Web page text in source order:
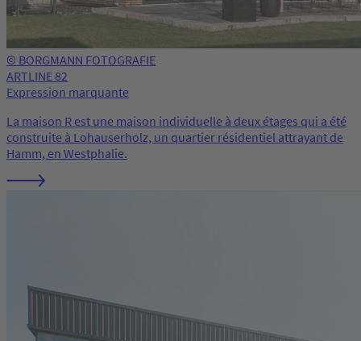
© BORGMANN FOTOGRAFIE
ARTLINE 82
Expression marquante
La maison R est une maison individuelle à deux étages qui a été
construite à Lohauserholz, un quartier résidentiel attrayant de
Hamm, en Westphalie.